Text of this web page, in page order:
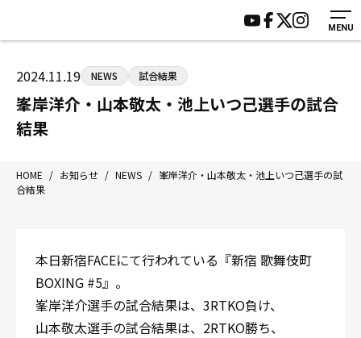
MENU
〒192-0072 東京都八王子市南町3-8 第2原嶋ビル1F
Tel/Fax：042-622-7222
営業時間：月〜土 14:00〜22:00 / 日・祝 14:00〜19:00
HOME
ジムについて
トレーニング
入会案内
施設紹介
会員様の声
サポーター募集
2024.11.19 NEWS 試合結果
峯岸洋介・山本敬太・池上いつ己選手の試合
結果
HOME / お知らせ / NEWS / 峯岸洋介・山本敬太・池上いつ己選手の試
合結果
本日新宿FACEにて行われている『新宿 歌舞伎町
BOXING #5』。
峯岸洋介選手の試合結果は、3RTKO負け、
山本敬太選手の試合結果は、2RTKO勝ち、